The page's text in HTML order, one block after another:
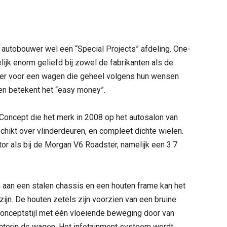
wel een “Special Projects” afdeling. One-
enorm geliefd bij zowel de fabrikanten als de
voor een wagen die geheel volgens hun wensen
betekent het “easy money”.
die het merk in 2008 op het autosalon van
over vlinderdeuren, en compleet dichte wielen.
als bij de Morgan V6 Roadster, namelijk een 3.7
een stalen chassis en een houten frame kan het
De houten zetels zijn voorzien van een bruine
met één vloeiende beweging door van